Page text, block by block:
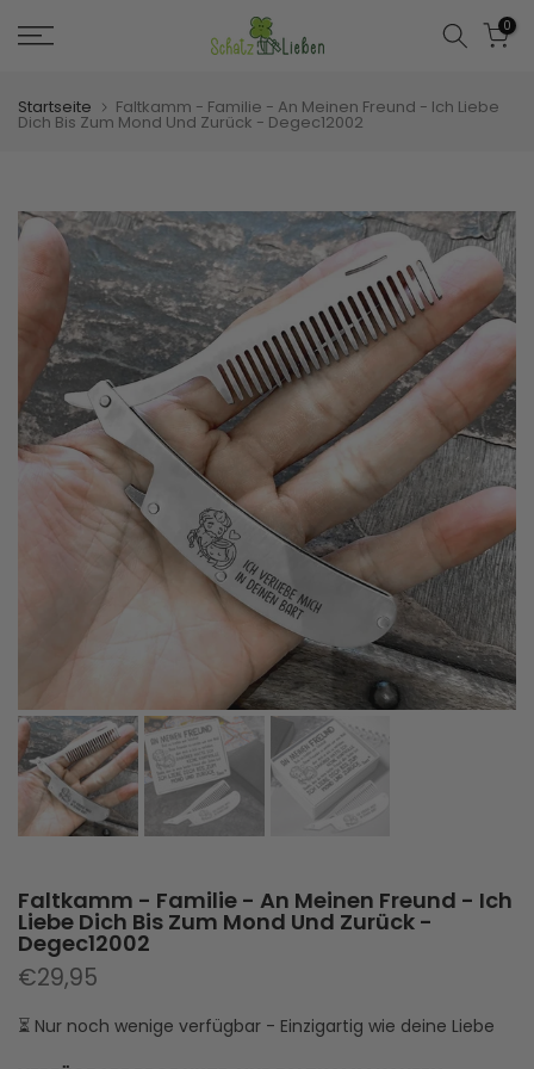
Zum
Inhalt
0
Startseite Faltkamm - Familie - An Meinen Freund - Ich Liebe
Dich Bis Zum Mond Und Zurück - Degec12002
Faltkamm - Familie - An Meinen Freund - Ich
Liebe Dich Bis Zum Mond Und Zurück -
Degec12002
€29,95
⏳ Nur noch wenige verfügbar - Einzigartig wie deine Liebe